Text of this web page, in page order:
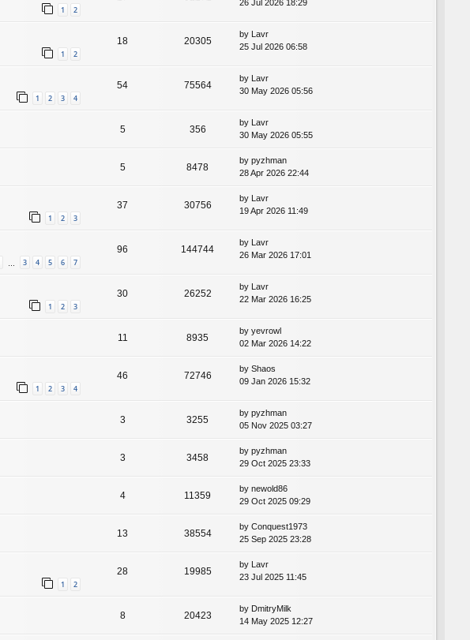
1 2
26 Jul 2026 18:29
1 2
18 20305
by Lavr
25 Jul 2026 06:58
1 2 3 4
54 75564
by Lavr
30 May 2026 05:56
5 356
by Lavr
30 May 2026 05:55
5 8478
by pyzhman
28 Apr 2026 22:44
1 2 3
37 30756
by Lavr
19 Apr 2026 11:49
… 3 4 5 6 7
96 144744
by Lavr
26 Mar 2026 17:01
1 2 3
30 26252
by Lavr
22 Mar 2026 16:25
11 8935
by yevrowl
02 Mar 2026 14:22
1 2 3 4
46 72746
by Shaos
09 Jan 2026 15:32
3 3255
by pyzhman
05 Nov 2025 03:27
3 3458
by pyzhman
29 Oct 2025 23:33
4 11359
by newold86
29 Oct 2025 09:29
13 38554
by Conquest1973
25 Sep 2025 23:28
1 2
28 19985
by
Lavr
23 Jul 2025 11:45
8 20423
by DmitryMilk
14 May 2025 12:27